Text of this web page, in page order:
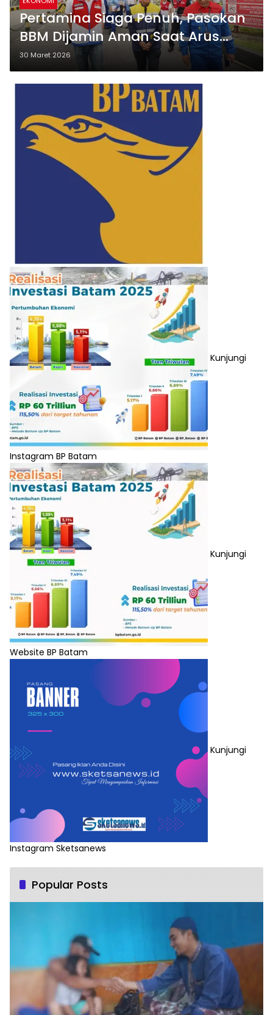
Pertamina Siaga Penuh, Pasokan
BBM Dijamin Aman Saat Arus
Balik 2026
30 Maret 2026
Kunjungi
Instagram BP Batam
Kunjungi
Website BP Batam
Kunjungi
Instagram Sketsanews
Popular Posts